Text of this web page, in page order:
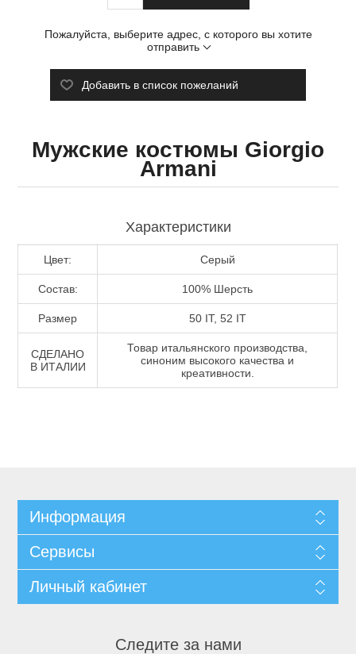
Пожалуйста, выберите адрес, с которого вы хотите
отправить
Добавить в список пожеланий
Мужские костюмы Giorgio
Armani
Характеристики
Цвет: Серый
Состав: 100% Шерсть
Размер 50 IT, 52 IT
СДЕЛАНО
В ИТАЛИИ
Товар итальянского производства,
синоним высокого качества и
креативности.
Информация
Сервисы
Личный кабинет
Следите за нами